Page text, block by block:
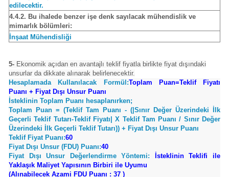
edilecektir.
4.4.2. Bu ihalede benzer işe denk sayılacak mühendislik ve
mimarlık bölümleri:
İnşaat Mühendisliği
5- Ekonomik açıdan en avantajlı teklif fiyatla birlikte fiyat dışındaki
unsurlar da dikkate alınarak belirlenecektir.
Hesaplamada Kullanılacak Formül:Toplam Puan=Teklif Fiyatı
Puanı + Fiyat Dışı Unsur Puanı
İsteklinin Toplam Puanı hesaplanırken;
Toplam Puan = (Teklif Tam Puanı - (|Sınır Değer Üzerindeki İlk
Geçerli Teklif Tutarı-Teklif Fiyatı| X Teklif Tam Puanı / Sınır Değer
Üzerindeki İlk Geçerli Teklif Tutarı)) + Fiyat Dışı Unsur Puanı
Teklif Fiyat Puanı:60
Fiyat Dışı Unsur (FDU) Puanı:40
Fiyat Dışı Unsur Değerlendirme Yöntemi:
İsteklinin Teklifi ile
Yaklaşık Maliyet Yapısının Birbiri ile Uyumu
(Alınabilecek Azami FDU Puanı : 37 )